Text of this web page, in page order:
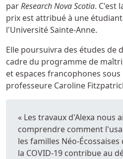
parResearch Nova Scotia. C'est
prix est attribué à une
l'Université Sainte-Anne.
Elle poursuivra des études de
cadre du programme de
et espaces francophones
professeure Caroline
« Les travaux d'Alexa nous
comprendre comment
les familles Néo-
la COVID-19 contribue au